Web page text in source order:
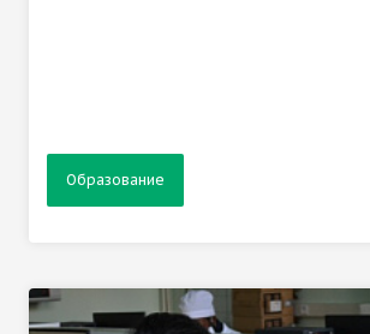
Образование